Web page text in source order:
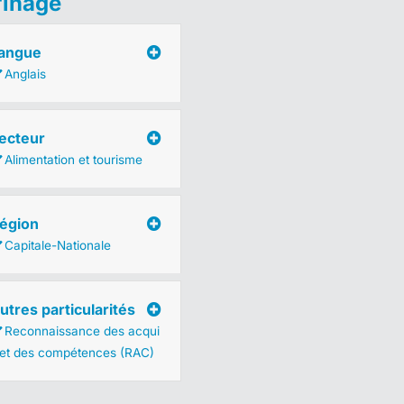
Anglais
Alimentation et tourisme
Capitale-Nationale
particularités
Reconnaissance des acqui
des compétences (RAC)